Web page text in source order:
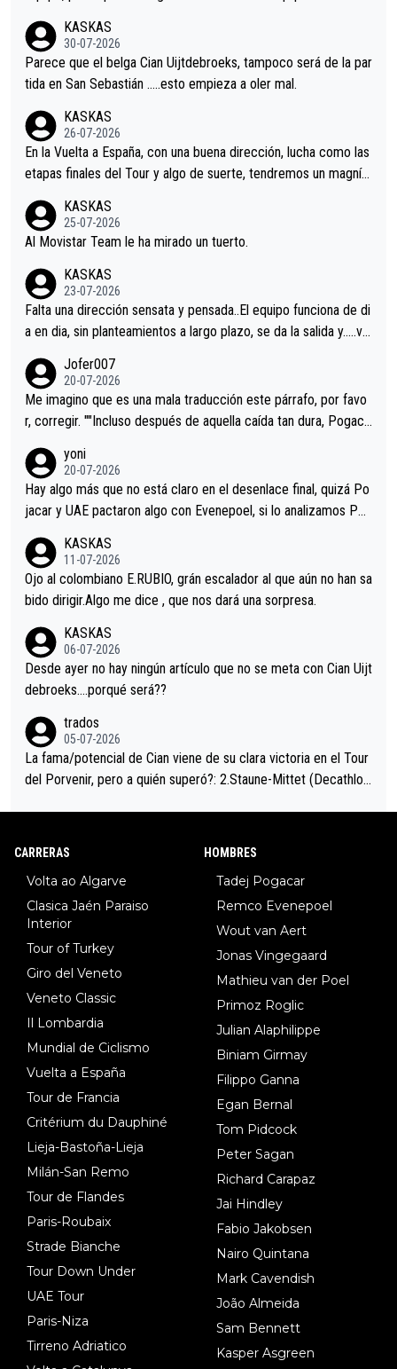
s.La única buena noticia es la mejoría de Enric Más en San Seb
astian.Si en la Vuelta a Burgos sigue la mejoría, podríamos ten
er alguna sorpresa en la Vuelta.Ojalá.
KASKAS
30-07-2026
Parece que el belga Cian Uijtdebroeks, tampoco será de la par
tida en San Sebastián …..esto empieza a oler mal.
KASKAS
26-07-2026
En la Vuelta a España, con una buena dirección, lucha como las
etapas finales del Tour y algo de suerte, tendremos un magnífi
KASKAS
25-07-2026
Al Movistar Team le ha mirado un tuerto.
KASKAS
23-07-2026
Falta una dirección sensata y pensada..El equipo funciona de di
a en dia, sin planteamientos a largo plazo, se da la salida y…..ve
Minguez, Velez etc etc.Me da pena vivir estos momentos tan
tristes sin victorias.
Jofer007
20-07-2026
Me imagino que es una mala traducción este párrafo, por favo
r, corregir. ""Incluso después de aquella caída tan dura, Pogaca
permaneció pegado a su rueda. Parecía increíble la forma en l
a que era capaz de controlar el miedo", recordó."
yoni
20-07-2026
Hay algo más que no está claro en el desenlace final, quizá Po
jacar y UAE pactaron algo con Evenepoel, si lo analizamos Poj
i sin pedalear, luego está el saludo con Evenepoel dándose la
mano de una manera muy fraternal, más allá de los típicos toqu
es en el hombro con que saludaba a Vingegard. Ahí hubo una in
eta, a ver si por querer poner a Del Toro con calzador en posi
ción de podio UAE y Pojacar se van complicar el tour.
KASKAS
11-07-2026
Ojo al colombiano E.RUBIO, grán escalador al que aún no han sa
bido dirigir.Algo me dice , que nos dará una sorpresa.
KASKAS
06-07-2026
Desde ayer no hay ningún artículo que no se meta con Cian Uijt
debroeks….porqué será??
trados
05-07-2026
La fama/potencial de Cian viene de su clara victoria en el Tour
del Porvenir, pero a quién superó?: 2.Staune-Mittet (Decathlon,
CARRERAS
Volta ao Algarve
Clasica Jaén Paraiso
Interior
Tour of Turkey
Giro del Veneto
Veneto Classic
Il Lombardia
Mundial de Ciclismo
Vuelta a España
Tour de Francia
Critérium du Dauphiné
Lieja-Bastoña-Lieja
Milán-San Remo
Tour de Flandes
Paris-Roubaix
Strade Bianche
Tour Down Under
UAE Tour
Paris-Niza
Tirreno Adriatico
HOMBRES
Tadej Pogacar
Remco Evenepoel
Wout van Aert
Jonas Vingegaard
Mathieu van der Poel
Primoz Roglic
Julian Alaphilippe
Biniam Girmay
Filippo Ganna
Egan Bernal
Tom Pidcock
Peter Sagan
Richard Carapaz
Jai Hindley
Fabio Jakobsen
Nairo Quintana
Mark Cavendish
João Almeida
Sam Bennett
Kasper Asgreen